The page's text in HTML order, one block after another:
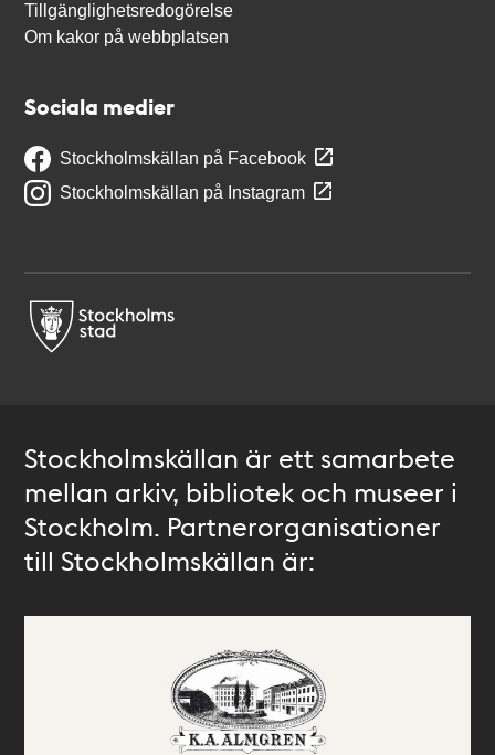
Tillgänglighetsredogörelse
Om kakor på webbplatsen
Sociala medier
Stockholmskällan på Facebook
Stockholmskällan på Instagram
Stockholmskällan är ett samarbete
mellan arkiv, bibliotek och museer i
Stockholm. Partnerorganisationer
till Stockholmskällan är: